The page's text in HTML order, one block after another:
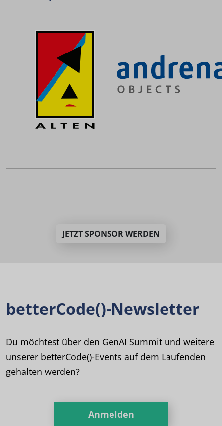
JETZT SPONSOR WERDEN
betterCode()-Newsletter
Du möchtest über den GenAI Summit und weitere
unserer betterCode()-Events auf dem Laufenden
gehalten werden?
Anmelden